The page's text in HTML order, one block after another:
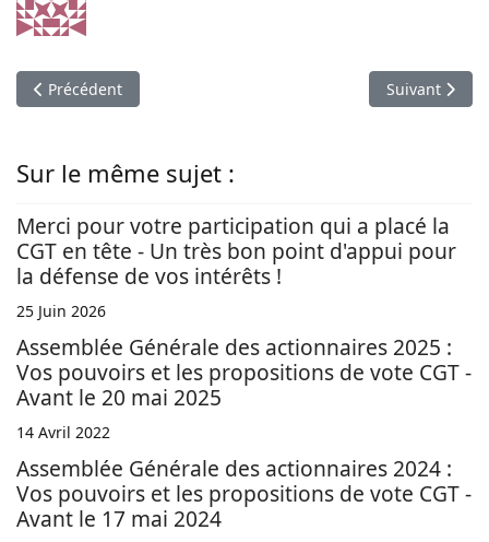
Article précédent : Elections conseil d'administration 2024 :
Précédent Article
Suivant
Sur le même sujet :
Merci pour votre participation qui a placé la
CGT en tête - Un très bon point d'appui pour
la défense de vos intérêts !
25 Juin 2026
Assemblée Générale des actionnaires 2025 :
Vos pouvoirs et les propositions de vote CGT -
Avant le 20 mai 2025
14 Avril 2022
Assemblée Générale des actionnaires 2024 :
Vos pouvoirs et les propositions de vote CGT -
Avant le 17 mai 2024